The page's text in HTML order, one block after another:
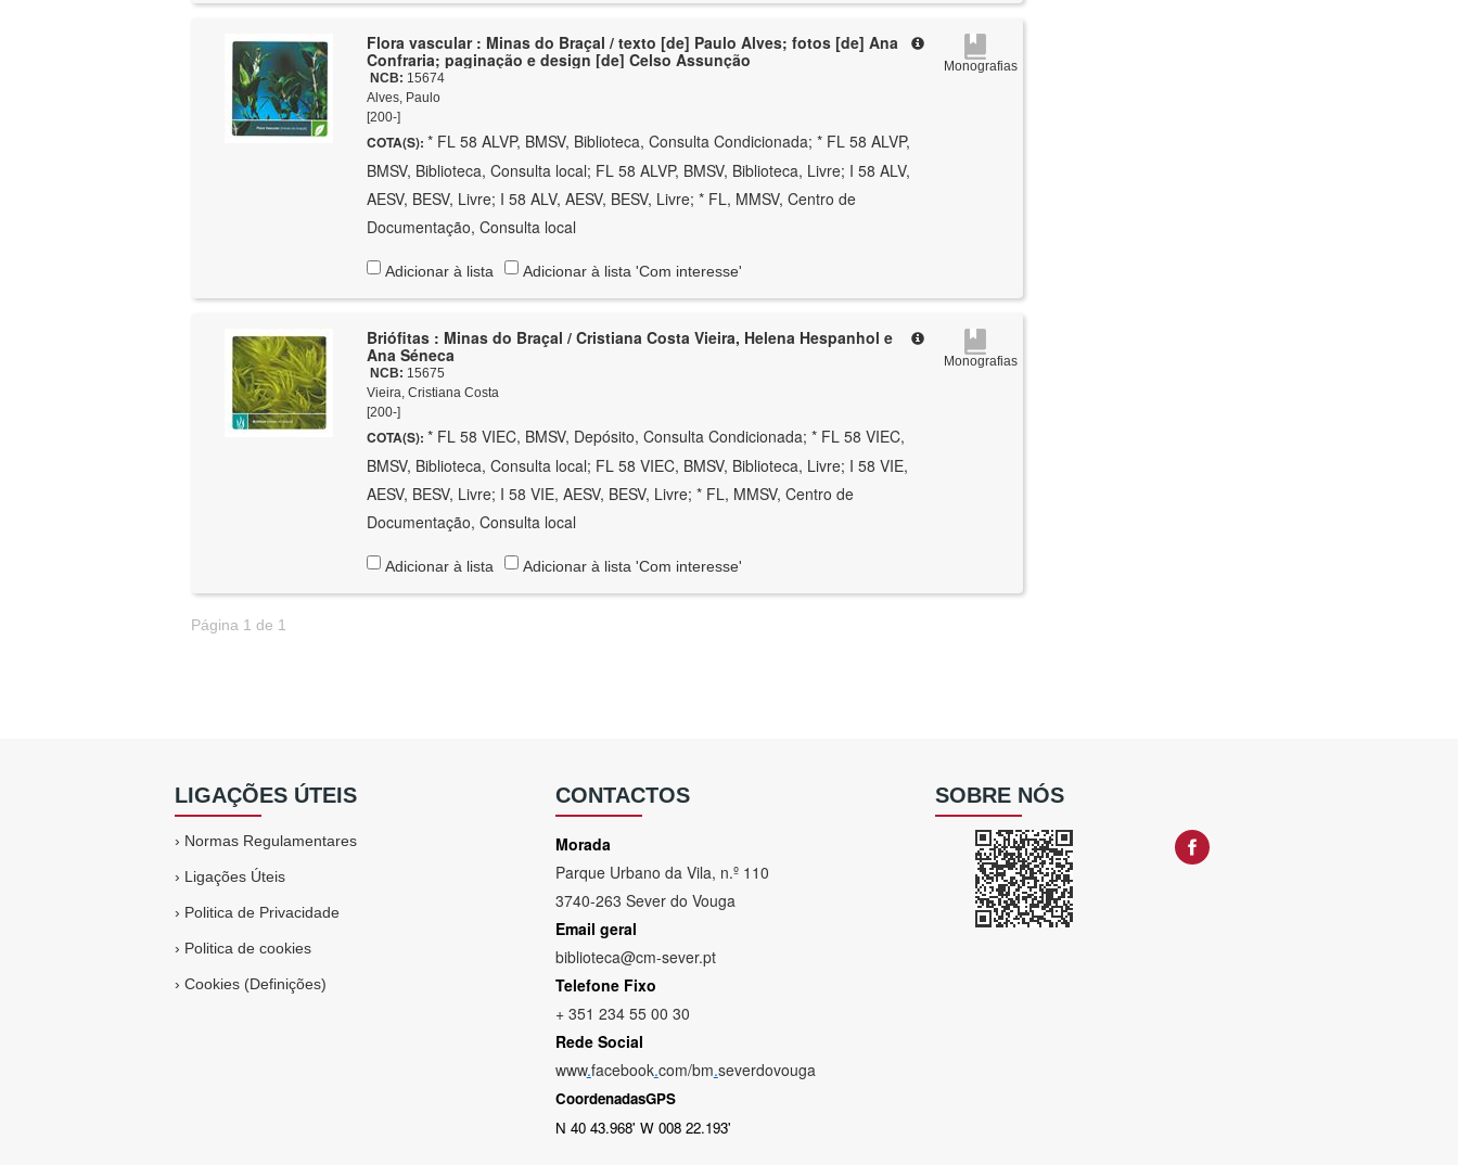
Flora vascular : Minas do Braçal / texto [de] Paulo Alves; fotos [de] Ana
Confraria; paginação e design [de] Celso Assunção
NCB: 15674
Alves, Paulo
[200-]
COTA(S):* FL 58 ALVP, BMSV, Biblioteca, Consulta Condicionada; * FL 58 ALVP,
BMSV, Biblioteca, Consulta local; FL 58 ALVP, BMSV, Biblioteca, Livre; I 58 ALV,
AESV, BESV, Livre; I 58 ALV, AESV, BESV, Livre; * FL, MMSV, Centro de
Documentação, Consulta local
Monografias
Adicionar à lista Adicionar à lista 'Com interesse'
Briófitas : Minas do Braçal / Cristiana Costa Vieira, Helena Hespanhol e
Ana Séneca
NCB: 15675
Vieira, Cristiana Costa
[200-]
COTA(S):* FL 58 VIEC, BMSV, Depósito, Consulta Condicionada; * FL 58 VIEC,
BMSV, Biblioteca, Consulta local; FL 58 VIEC, BMSV, Biblioteca, Livre; I 58 VIE,
AESV, BESV, Livre; I 58 VIE, AESV, BESV, Livre; * FL, MMSV, Centro de
Documentação, Consulta local
Monografias
Adicionar à lista Adicionar à lista 'Com interesse'
Página 1 de 1
LIGAÇÕES ÚTEIS
› Normas Regulamentares
› Ligações Úteis
› Politica de Privacidade
› Politica de cookies
›Cookies (Definições)
CONTACTOS
Morada
Parque Urbano da Vila, n.º 110
3740-263 Sever do Vouga
Email geral
biblioteca@cm-sever.pt
Telefone Fixo
+ 351 234 55 00 30
Rede Social
www.facebook.com/bm.severdovouga
CoordenadasGPS
N 40 43.968' W 008 22.193'
SOBRE NÓS